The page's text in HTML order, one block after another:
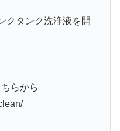
クタンク洗浄液を開
らから